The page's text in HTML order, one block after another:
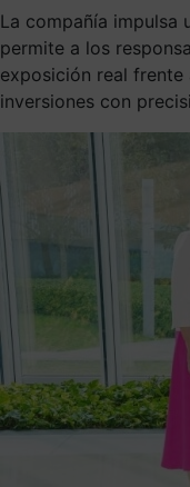
La compañía impulsa
permite a los
exposición real
inversiones con